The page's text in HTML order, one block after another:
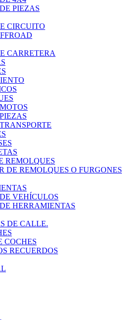
PIEZAS
CIRCUITO
CARRETERA
REMOLQUES
DE REMOLQUES O FURGONES
VEHÍCULOS
HERRAMIENTAS
DE CALLE.
COCHES
RECUERDOS